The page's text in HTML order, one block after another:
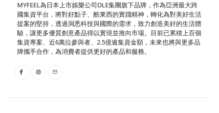
MYFEEL為日本上市娛樂公司DLE集團旗下品牌，作為亞洲最大跨
國集資平台，將對好點子、酷東西的實踐精神，轉化為對美好生活
提案的堅持，透過洞悉科技與國際的需求，致力創造美好的生活體
驗，讓更多優質創意產品得以實現並推向市場。目前已累積上百個
集資專案、近6萬位參與者、2.5億逾集資金額，未來也將與更多品
牌攜手合作，為消費者提供更好的產品和服務。